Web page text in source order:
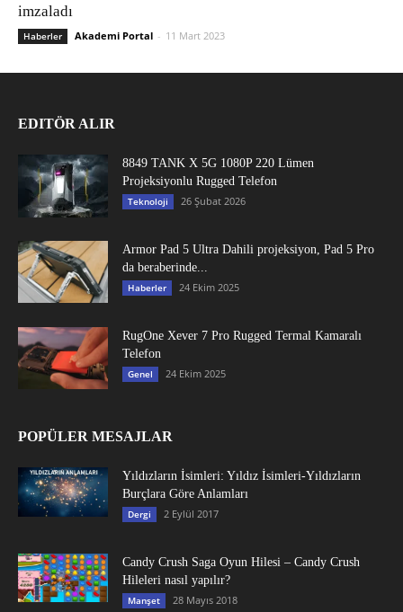
imzaladı
Haberler Akademi Portal - 11 Mart 2023
EDITÖR ALIR
8849 TANK X 5G 1080P 220 Lümen
Projeksiyonlu Rugged Telefon
Teknoloji 26 Şubat 2026
Armor Pad 5 Ultra Dahili projeksiyon, Pad 5 Pro
da beraberinde...
Haberler 24 Ekim 2025
RugOne Xever 7 Pro Rugged Termal Kamaralı
Telefon
Genel 24 Ekim 2025
POPÜLER MESAJLAR
Yıldızların İsimleri: Yıldız İsimleri-Yıldızların
Burçlara Göre Anlamları
Dergi 2 Eylül 2017
Candy Crush Saga Oyun Hilesi – Candy Crush
Hileleri nasıl yapılır?
Manşet 28 Mayıs 2018